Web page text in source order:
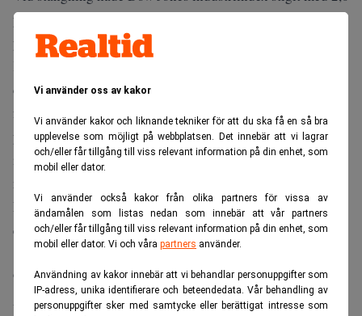
Vi använder oss av kakor
Vi använder kakor och liknande tekniker för att du ska få en så bra
upplevelse som möjligt på webbplatsen. Det innebär att vi lagrar
och/eller får tillgång till viss relevant information på din enhet, som
mobil eller dator.
Vi använder också kakor från olika partners för vissa av
ändamålen som listas nedan som innebär att vår partners
och/eller får tillgång till viss relevant information på din enhet, som
mobil eller dator. Vi och våra partners använder.
Användning av kakor innebär att vi behandlar personuppgifter som
IP-adress, unika identifierare och beteendedata. Vår behandling av
personuppgifter sker med samtycke eller berättigat intresse som
procent till 8 691,3. Nasdaqs kompositindex föll med 0,7
procent till 1 603,9.
de skulle under torsdagen. Nervositeten på Wall Street fick
först kurserna att falla – Nasdaq pendlade länge kring 3
procent minus – men i slutet av dagen hoppade Dow Jones
industriindex upp på plus. Även Nasdaq hämtade igen
något av dagens förluster.
Dow Jones hjälptes upp på fötter av framförallt
energibolagen vilka tjänade på att oljepriset steg med över
1 dollar fatet. Energijätten Exxon Mobils aktie steg med
9,0 procent.
Amazons aktie föll kraftigt under dagen, men lyckades